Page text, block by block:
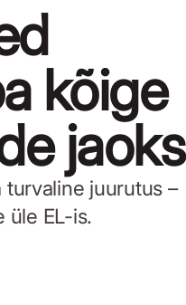
kõige
jaoks
juurutus –
üle EL-is.